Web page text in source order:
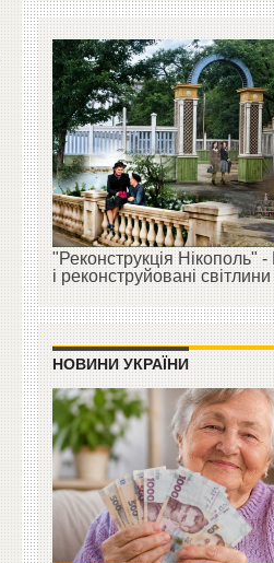
"Реконструкція Нікополь" -
і реконструйовані
НОВИНИ УКРАЇНИ